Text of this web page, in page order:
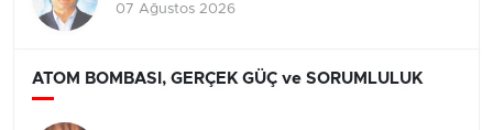
07 Ağustos 2026
ATOM BOMBASI, GERÇEK GÜÇ ve SORUMLULUK